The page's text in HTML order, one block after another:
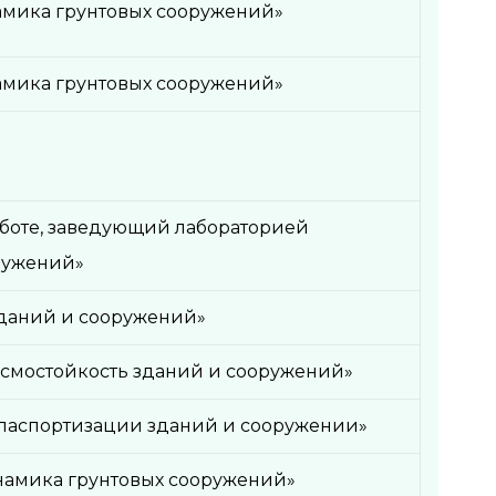
грунтовых сооружений»
грунтовых сооружений»
заведующий лабораторией
и сооружений»
зданий и сооружений»
зданий и сооружении»
грунтовых сооружений»